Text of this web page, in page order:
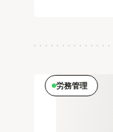
労務管理